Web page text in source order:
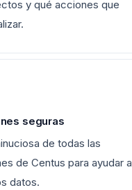
y qué acciones que
seguras
de todas las
de Centus para ayudar a
datos.